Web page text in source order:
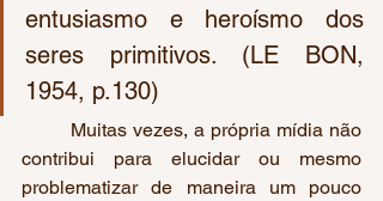
entusiasmo e heroísmo dos
seres primitivos. (LE BON,
1954, p.130)
contribui para elucidar ou mesmo
problematizar de maneira um pouco